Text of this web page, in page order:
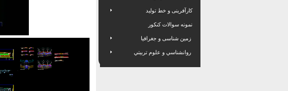
کارآفرینی و خط تولید
نمونه سوالات کنکور
زمین شناسی و جغرافیا
روانشناسي و علوم تربيتي